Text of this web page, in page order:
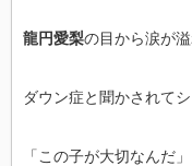
龍円愛梨の目から涙が溢
ダウン症と聞かされてシ
「この子が大切なんだ」